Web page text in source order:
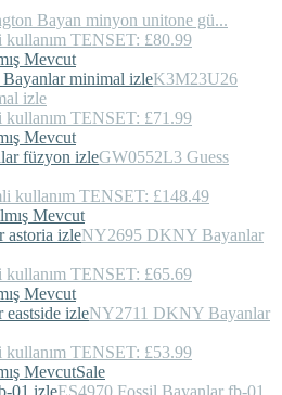
Bayan minyon unitone gü...
kullanım TENSET: £80.99
Mevcut
K3M23U26
izle
kullanım TENSET: £71.99
Mevcut
GW0552L3 Guess
kullanım TENSET: £148.49
Mevcut
NY2695 DKNY Bayanlar
kullanım TENSET: £65.69
Mevcut
NY2711 DKNY Bayanlar
kullanım TENSET: £53.99
MevcutSale
ES4970 Fossil Bayanlar fb-01